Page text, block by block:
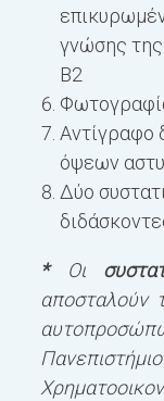
γνώσης
Β2
Αντίγραφο
όψεων
Δύο
*Οι
αποσταλούν